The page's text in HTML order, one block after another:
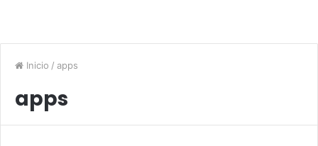
Inicio / apps
apps